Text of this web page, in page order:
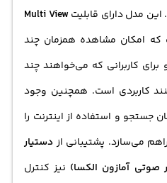
مدل دارای قابلیتMulti View
امکان مشاهده همزمان چند
کاربرانی که می‌خواهند چند
کاربردی است. همچنین وجود
جستجو و استفاده از اینترنت را
می‌سازد. پشتیبانی ازدستیار
نیز کنترل